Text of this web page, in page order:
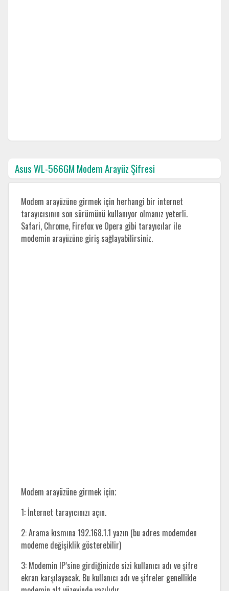
Asus WL-566GM Modem Arayüz Şifresi
Modem arayüzüne girmek için herhangi bir internet
tarayıcısının son sürümünü kullanıyor olmanız yeterli.
Safari, Chrome, Firefox ve Opera gibi tarayıcılar ile
modemin arayüzüne giriş sağlayabilirsiniz.
Modem arayüzüne girmek için;
1: İnternet tarayıcınızı açın.
2: Arama kısmına 192.168.1.1 yazın (bu adres modemden
modeme değişiklik gösterebilir)
3: Modemin IP’sine girdiğinizde sizi kullanıcı adı ve şifre
ekran karşılayacak. Bu kullanıcı adı ve şifreler genellikle